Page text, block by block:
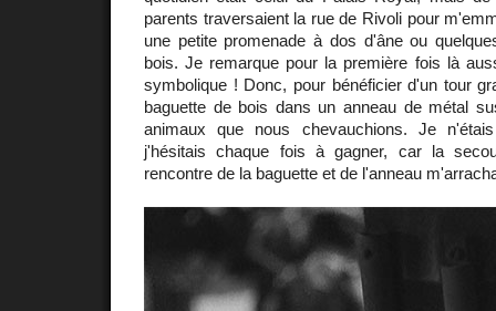
parents traversaient la rue de Rivoli pour
une petite promenade à dos d'âne ou
bois. Je remarque pour la première fois là
symbolique ! Donc, pour bénéficier d'un tour
baguette de bois dans un anneau de métal
animaux que nous chevauchions. Je
j'hésitais chaque fois à gagner, car la
rencontre de la baguette et de l'anneau